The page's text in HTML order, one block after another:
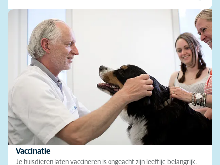
Vaccinatie
Je huisdieren laten vaccineren is ongeacht zijn leeftijd belangrijk.